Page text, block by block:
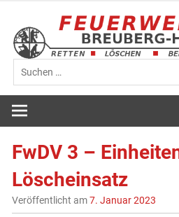
springen
FwDV 3 –
Löscheinsatz
Veröffentlicht am7. Januar 2023